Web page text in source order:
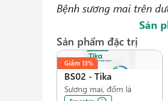
Bệnh sương mai trên
Sản
Sản phẩm đặc trị
Giảm 13%
BS02 -Tika
Sương mai, đốm lá